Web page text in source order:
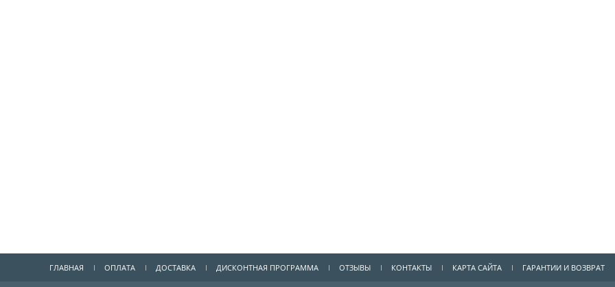
ГЛАВНАЯ ОПЛАТА ДОСТАВКА ДИСКОНТНАЯ ПРОГРАММА ОТЗЫВЫ КОНТАКТЫ КАРТА САЙТА ГАРАНТИИ И ВОЗВРАТ